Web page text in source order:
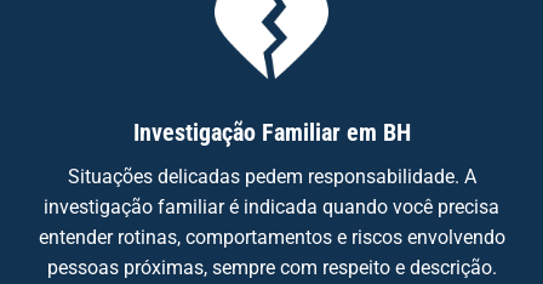
Investigação Familiar em BH
Situações delicadas pedem responsabilidade. A
investigação familiar é indicada quando você precisa
entender rotinas, comportamentos e riscos envolvendo
pessoas próximas, sempre com respeito e descrição.